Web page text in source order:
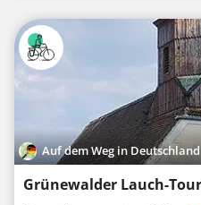
Auf dem Weg in Deutschland
Grünewalder Lauch-